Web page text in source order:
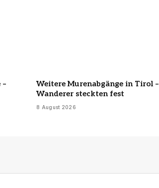
Weitere Murenabgänge in Tirol –
Wanderer steckten fest
8 August 2026